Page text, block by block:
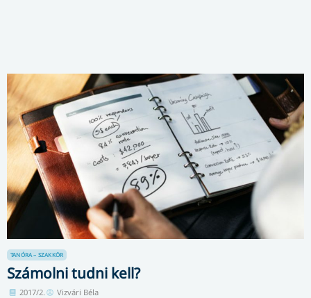
TANÓRA – SZAKKÖR
Számolni tudni kell?
2017/2. Vizvári Béla